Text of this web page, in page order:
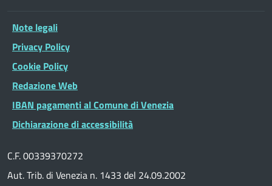
Note legali
Privacy Policy
Cookie Policy
Redazione Web
IBAN pagamenti al Comune di Venezia
Dichiarazione di accessibilità
C.F. 00339370272
Aut. Trib. di Venezia n. 1433 del 24.09.2002